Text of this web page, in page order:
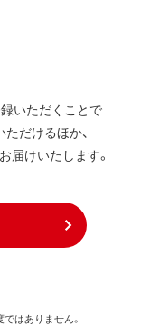
いただくことで
だけるほか、
届けいたします。
はありません。